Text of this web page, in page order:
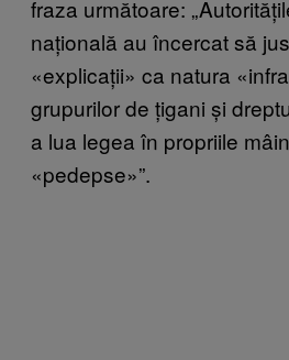
fraza următoare:
națională au încercat să
«explicații» ca natura
grupurilor de țigani și
a lua legea în propriile
«pedepse»”.